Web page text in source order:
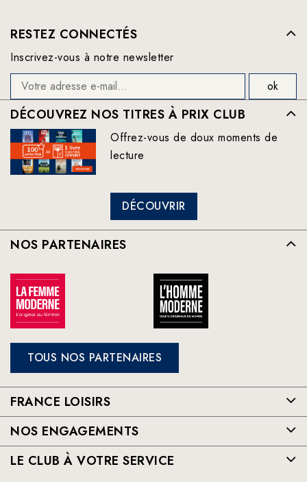
RESTEZ CONNECTÉS
Inscrivez-vous à notre newsletter
DÉCOUVREZ NOS TITRES À PRIX CLUB
Offrez-vous de doux moments de
lecture
DÉCOUVRIR
NOS PARTENAIRES
TOUS NOS PARTENAIRES
FRANCE LOISIRS
NOS ENGAGEMENTS
LE CLUB À VOTRE SERVICE